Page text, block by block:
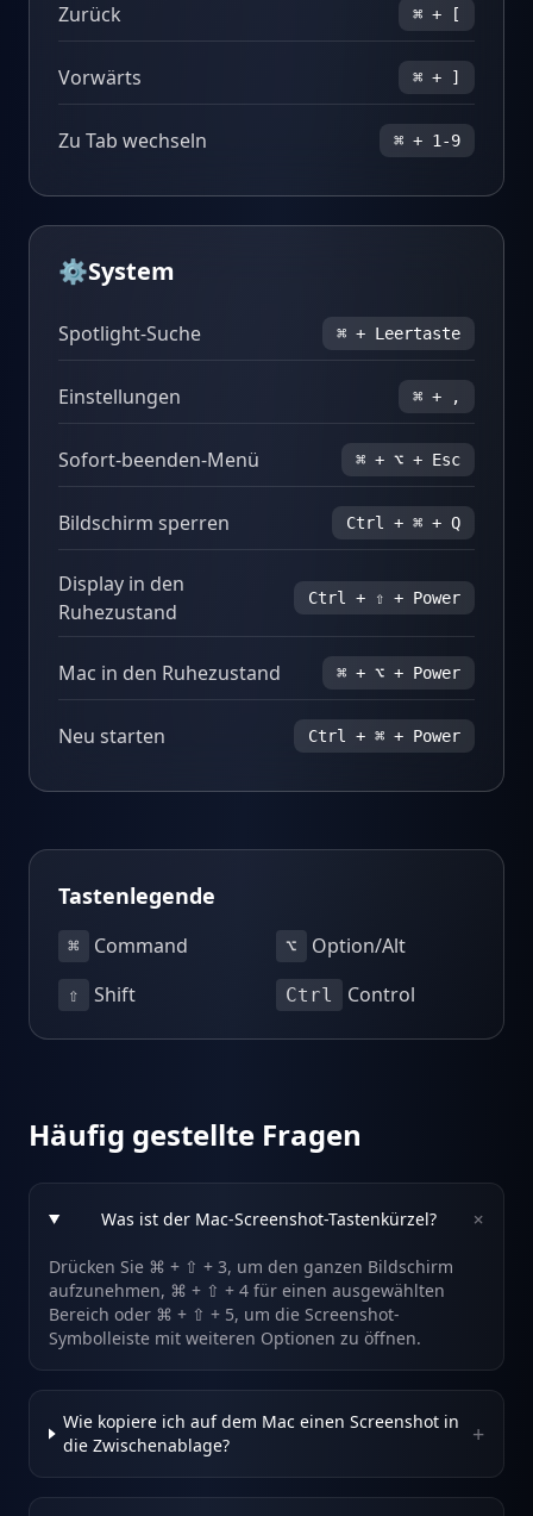
Zurück ⌘ + [
Vorwärts ⌘ + ]
Zu Tab wechseln ⌘ + 1-9
⚙️System
Spotlight-Suche ⌘ + Leertaste
Einstellungen ⌘ + ,
Sofort-beenden-Menü ⌘ + ⌥ + Esc
Bildschirm sperren Ctrl + ⌘ + Q
Display in den
Ruhezustand
Ctrl + ⇧ + Power
Mac in den Ruhezustand ⌘ + ⌥ + Power
Neu starten Ctrl + ⌘ + Power
Tastenlegende
⌘ Command ⌥ Option/Alt
⇧ Shift Ctrl Control
Häufig gestellte Fragen
Was ist der Mac-Screenshot-Tastenkürzel? +
Drücken Sie ⌘ + ⇧ + 3, um den ganzen Bildschirm
aufzunehmen, ⌘ + ⇧ + 4 für einen ausgewählten
Bereich oder ⌘ + ⇧ + 5, um die Screenshot-
Symbolleiste mit weiteren Optionen zu öffnen.
Wie kopiere ich auf dem Mac einen Screenshot in
die Zwischenablage?
+